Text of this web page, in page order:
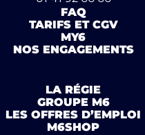
FAQ
TARIFS ET CGV
MY6
NOS ENGAGEMENTS
LA RÉGIE
GROUPE M6
LES OFFRES D’EMPLOI
M6SHOP